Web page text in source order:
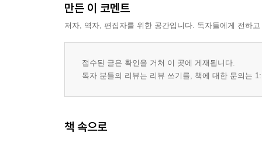
만든 이 코멘트
저자, 역자, 편집자를 위한 공간입니다. 독자들에게 전하
접수된 글은 확인을 거쳐 이 곳에 게재됩니다.
독자 분들의 리뷰는 리뷰 쓰기를, 책에 대한 문의는
책 속으로